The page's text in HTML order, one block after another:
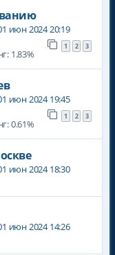
июн 2024 20:19
1 2 3
1.83%
июн 2024 19:45
1 2 3
0.61%
июн 2024 18:30
июн 2024 14:26